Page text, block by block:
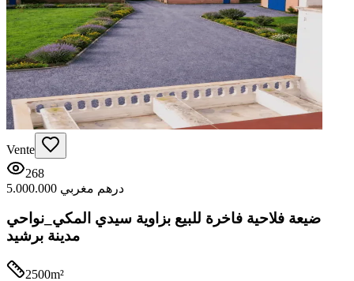
Vente
268
5.000.000 درهم مغربي
ضيعة فلاحية فاخرة للبيع بزاوية سيدي المكي_نواحي
مدينة برشيد
2500m²